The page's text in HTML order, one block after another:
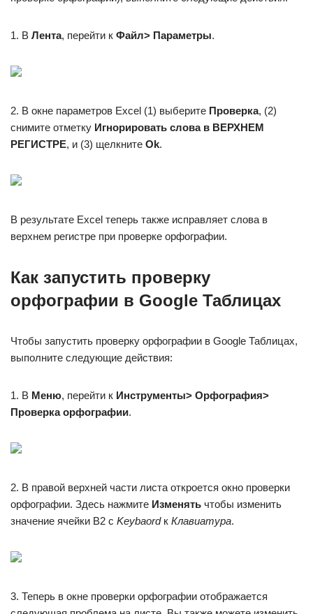
1. В Лента, перейти к Файл> Параметры.
2. В окне параметров Excel (1) выберите Проверка, (2)
снимите отметку Игнорировать слова в ВЕРХНЕМ
РЕГИСТРЕ, и (3) щелкните Ok.
В результате Excel теперь также исправляет слова в
верхнем регистре при проверке орфографии.
Как запустить проверку
орфографии в Google Таблицах
Чтобы запустить проверку орфографии в Google Таблицах,
выполните следующие действия:
1. В Меню, перейти к Инструменты> Орфография>
Проверка орфографии.
2. В правой верхней части листа откроется окно проверки
орфографии. Здесь нажмите Изменять чтобы изменить
значение ячейки B2 с Keybaordк Клавиатура.
3. Теперь в окне проверки орфографии отображается